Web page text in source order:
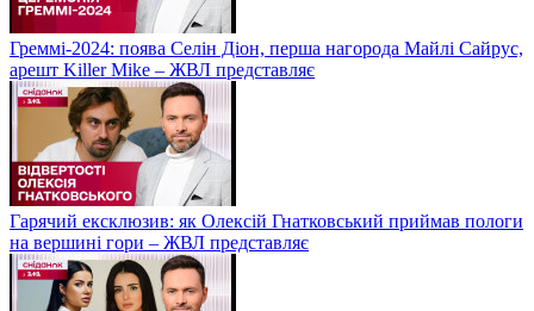
Греммі-2024: поява Селін Діон, перша нагорода Майлі Сайрус,
арешт Killer Mike – ЖВЛ представляє
Гарячий ексклюзив: як Олексій Гнатковський приймав пологи
на вершині гори – ЖВЛ представляє